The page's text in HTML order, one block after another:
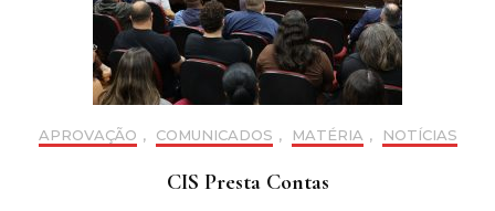
APROVAÇÃO , COMUNICADOS , MATÉRIA , NOTÍCIAS
CIS Presta Contas